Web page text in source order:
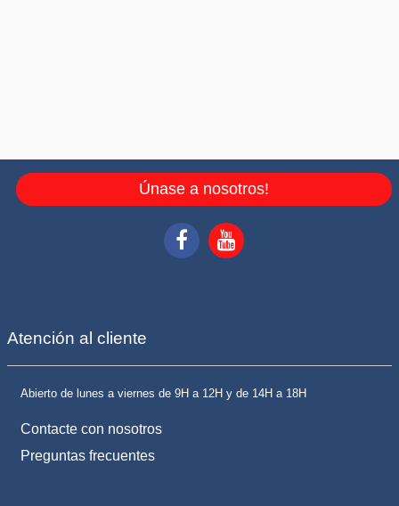
Únase a nosotros!
Atención al cliente
Abierto de lunes a viernes de 9H a 12H y de 14H a 18H
Contacte con nosotros
Preguntas frecuentes